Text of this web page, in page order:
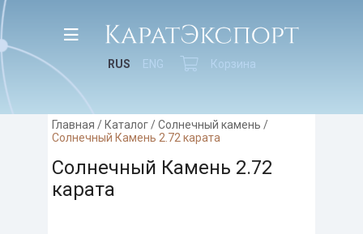
RUS ENG Корзина
Главная /Каталог/Солнечный камень /
Солнечный Камень 2.72 карата
Солнечный Камень 2.72
карата